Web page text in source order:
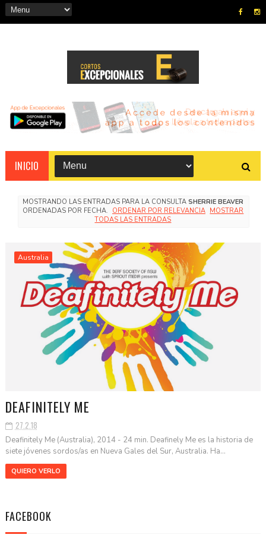
INICIO
MOSTRANDO LAS ENTRADAS PARA LA CONSULTA SHERRIE BEAVER
ORDENADAS POR FECHA. ORDENAR POR RELEVANCIA MOSTRAR
TODAS LAS ENTRADAS
Australia
DEAFINITELY ME
27.2.18
Deafinitely Me (Australia), 2014 - 24 min. Deafinely Me es la historia de
siete jóvenes sordos/as en Nueva Gales del Sur, Australia. Ha...
QUIERO VERLO
FACEBOOK